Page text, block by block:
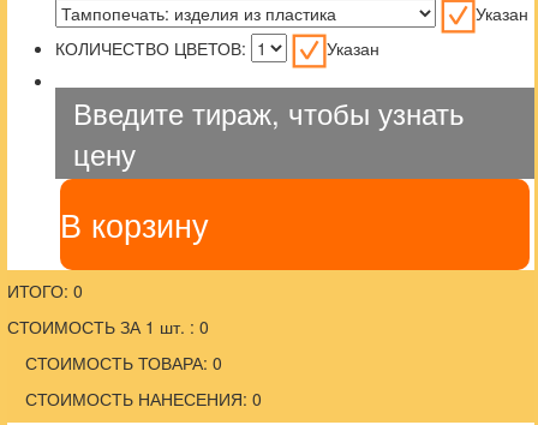
Указан
КОЛИЧЕСТВО ЦВЕТОВ:
Указан
Введите тираж, чтобы узнать
цену
В корзину
ИТОГО: 0
СТОИМОСТЬ ЗА 1 шт. : 0
СТОИМОСТЬ ТОВАРА: 0
СТОИМОСТЬ НАНЕСЕНИЯ: 0